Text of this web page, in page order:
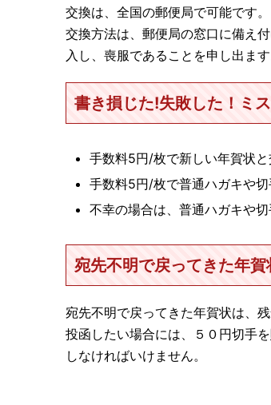
交換は、全国の郵便局で可能です。
交換方法は、郵便局の窓口に備え
入し、喪服であることを申し出ます
書き損じた!失敗した！ミ
手数料5円/枚で新しい年賀状と
手数料5円/枚で普通ハガキや切
不幸の場合は、普通ハガキや切
宛先不明で戻ってきた年賀
宛先不明で戻ってきた年賀状は、
投函したい場合には、５０円切手
しなければいけません。